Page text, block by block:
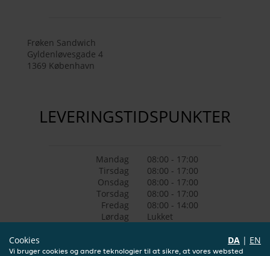
Frøken Sandwich
Gyldenløvesgade 4
1369 København
LEVERINGSTIDSPUNKTER
Mandag
08:00 - 17:00
Tirsdag
08:00 - 17:00
Onsdag
08:00 - 17:00
Torsdag
08:00 - 17:00
Fredag
08:00 - 14:00
Lørdag
Lukket
Cookies
DA | EN
Vi bruger cookies og andre teknologier til at sikre, at vores websted